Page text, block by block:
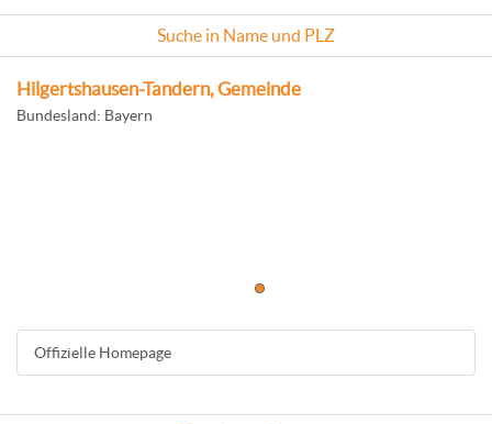
Suche in Name und PLZ
Hilgertshausen-Tandern, Gemeinde
Bundesland: Bayern
Offizielle Homepage